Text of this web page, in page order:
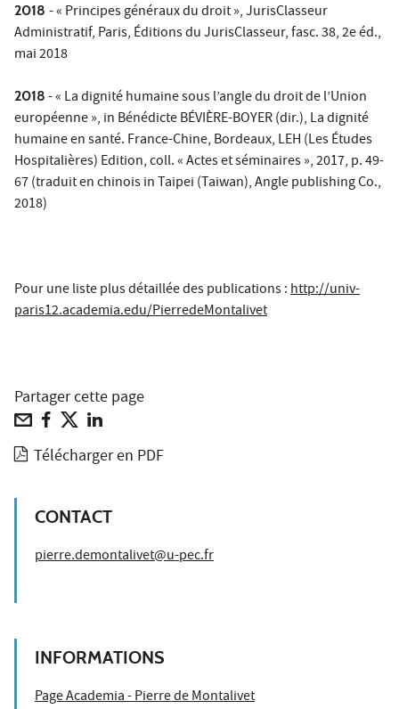
2018 - « Principes généraux du droit », JurisClasseur
Administratif, Paris, Éditions du JurisClasseur, fasc. 38, 2e éd.,
mai 2018
2018 - « La dignité humaine sous l’angle du droit de l’Union
européenne », in Bénédicte BÉVIÈRE-BOYER (dir.), La dignité
humaine en santé. France-Chine, Bordeaux, LEH (Les Études
Hospitalières) Edition, coll. « Actes et séminaires », 2017, p. 49-
67 (traduit en chinois in Taipei (Taiwan), Angle publishing Co.,
2018)
Pour une liste plus détaillée des publications :http://univ-
paris12.academia.edu/PierredeMontalivet
Partager cette page
Télécharger en PDF
CONTACT
pierre.demontalivet@u-pec.fr
INFORMATIONS
Page Academia - Pierre de Montalivet